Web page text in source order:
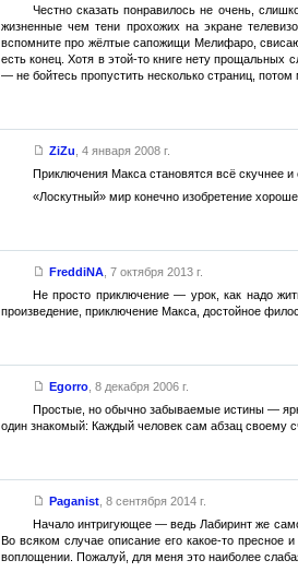
Честно сказать понравилось не очень,
жизненные чем тени прохожих на экране
вспомните про жёлтые сапожищи Мелифаро,
есть конец. Хотя в этой-то книге нету прощальных
— не бойтесь пропустить несколько страниц, потом
ZiZu 4 января 2008 г.
Приключения Макса становятся всё скучнее
«Лоскутный» мир конечно изобретение
FreddiNA, 7 октября 2013 г.
Не просто приключение — урок, как надо
произведение, приключение Макса, достойное
Egorro, 8 декабря 2006 г.
Простые, но обычно забываемые истины —
один знакомый: Каждый человек сам абзац своему
Paganist, 8 сентября 2014 г.
Начало интригующее — ведь Лабиринт же
Во всяком случае описание его какое-то пресное
воплощении. Пожалуй, для меня это наиболее